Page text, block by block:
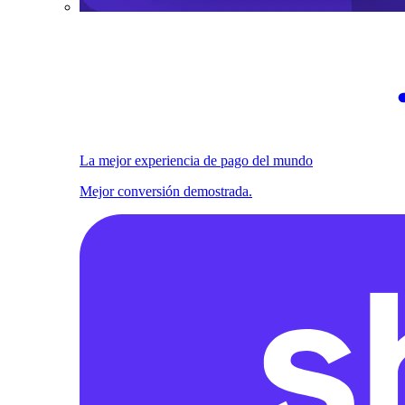
La mejor experiencia de pago del mundo
Mejor conversión demostrada.